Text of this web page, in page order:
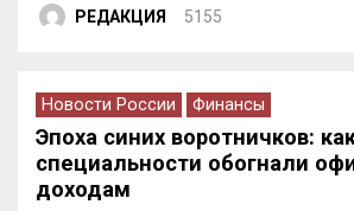
РЕДАКЦИЯ 5155
Новости России Финансы
Эпоха синих воротничков:
специальности обогнали
доходам